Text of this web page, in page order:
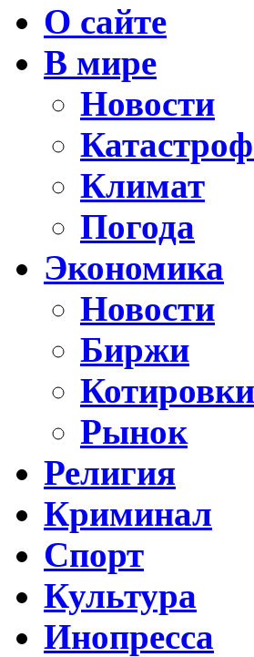
О сайте
В мире
Новости
Климат
Погода
Экономика
Новости
Биржи
Рынок
Религия
Криминал
Спорт
Культура
Инопресса